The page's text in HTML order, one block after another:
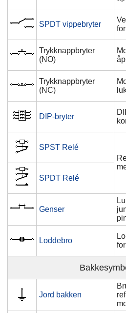
SPDT vippebryter
Trykknappbryter
(NO)
Trykknappbryter
(NC)
DIP-bryter
SPST Relé
SPDT Relé
Genser
Loddebro
Jord bakken